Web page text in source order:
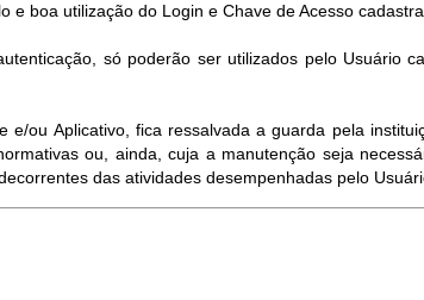
boa utilização do Login e Chave de Acesso
só poderão ser utilizados pelo Usuário
ou Aplicativo, fica ressalvada a guarda pela
ou, ainda, cuja a manutenção seja
das atividades desempenhadas pelo